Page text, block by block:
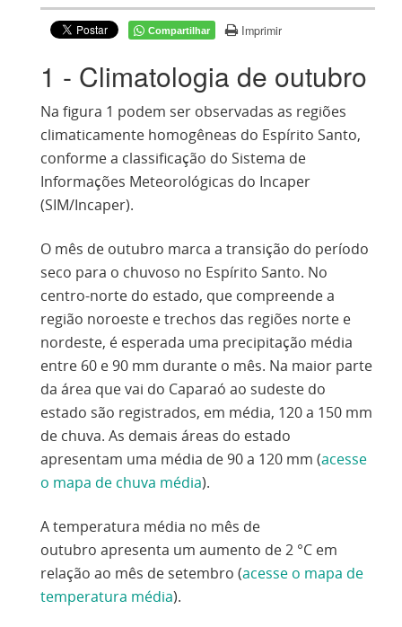
Compartilhar Imprimir
1 - Climatologia de outubro
Na figura 1 podem ser observadas as regiões
climaticamente homogêneas do Espírito Santo,
conforme a classificação do Sistema de
Informações Meteorológicas do Incaper
(SIM/Incaper).
O mês de outubro marca a transição do período
seco para o chuvoso no Espírito Santo. No
centro-norte do estado, que compreende a
região noroeste e trechos das regiões norte e
nordeste, é esperada uma precipitação média
entre 60 e 90 mm durante o mês. Na maior parte
da área que vai do Caparaó ao sudeste do
estado são registrados, em média, 120 a 150 mm
de chuva. As demais áreas do estado
apresentam uma média de 90 a 120 mm (acesse
o mapa de chuva média).
A temperatura média no mês de
outubro apresenta um aumento de 2 °C em
relação ao mês de setembro (acesse o mapa de
temperatura média).